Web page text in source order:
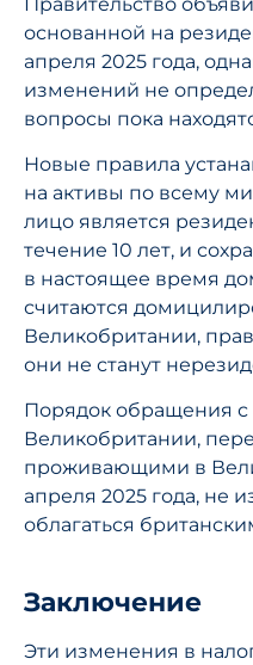
основанной на
апреля 2025 года,
изменений не
вопросы пока
Новые правила
на активы по всему
лицо является
течение 10 лет, и
в настоящее время
считаются
Великобритании,
они не станут
Порядок обращения с
Великобритании,
проживающими в
апреля 2025 года, не
облагаться
Заключение
Эти изменения в